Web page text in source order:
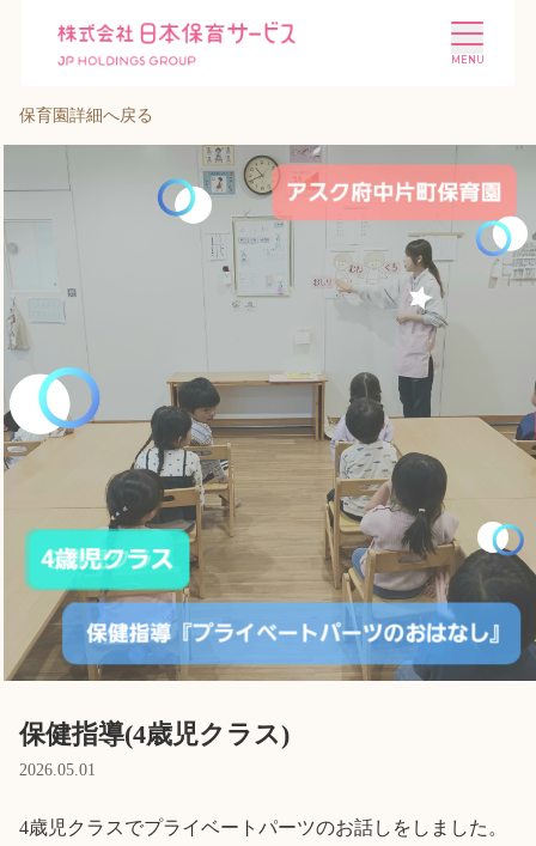
施設を探す 選ばれる理由
ニュース
投資家情報 採用情報
Language
ホーム
利用者の声
プライバシーポリシー
保育園詳細へ戻る
保健指導(4歳児クラス)
2026.05.01
4歳児クラスでプライベートパーツのお話しをしました。